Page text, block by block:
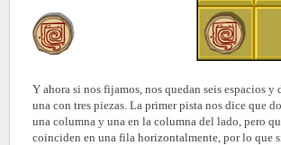
Y ahora si nos fijamos, nos quedan seis espacios y
una con tres piezas. La primer pista nos dice que
una columna y una en la columna del lado, pero
coinciden en una fila horizontalmente, por lo que